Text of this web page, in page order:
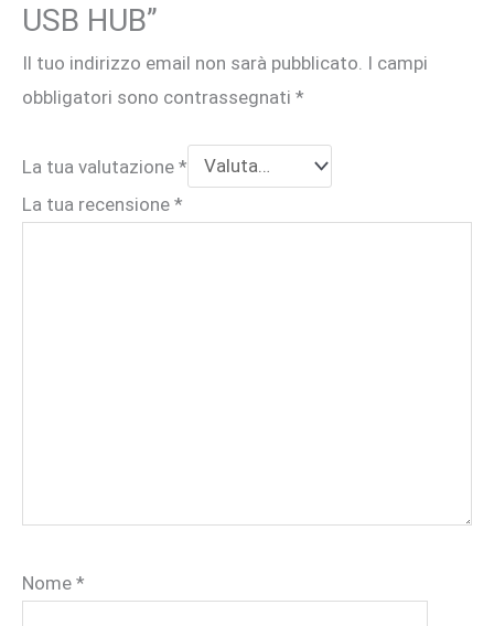
USB HUB”
Il tuo indirizzo email non sarà pubblicato. I campi
obbligatori sono contrassegnati *
La tua valutazione *
La tua recensione *
Nome *